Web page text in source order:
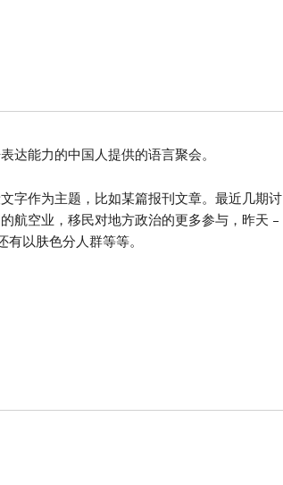
达能力的中国人提供的语言聚会。
字作为主题，比如某篇报刊文章。最近几期讨
航空业，移民对地方政治的更多参与，昨天 –
有以肤色分人群等等。